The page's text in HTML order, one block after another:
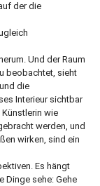
der die
Und der Raum
beobachtet, sieht
die
Interieur sichtbar
wie
werden, und
wirken, sind ein
Es hängt
Dinge sehe: Gehe